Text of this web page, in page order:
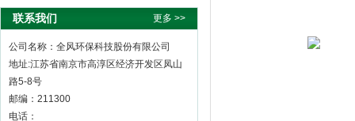
联系我们 更多 >>
公司名称：全风环保科技股份有限公司
地址:江苏省南京市高淳区经济开发区凤山
路5-8号
邮编：211300
电话：